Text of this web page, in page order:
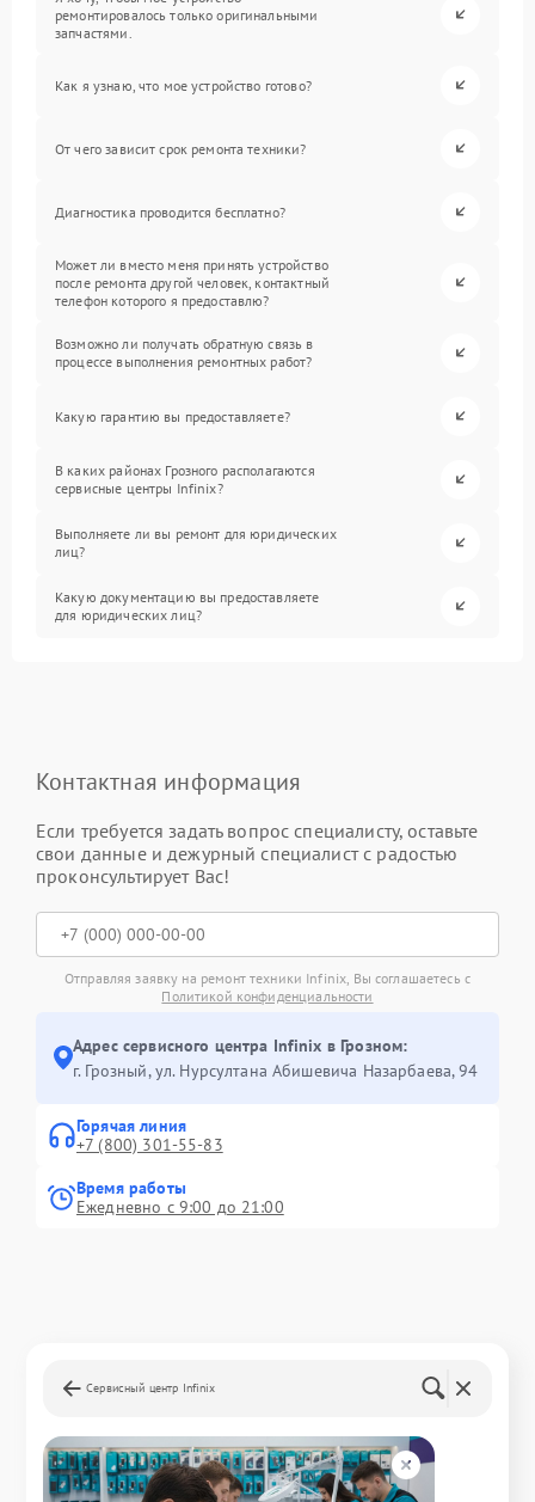
ремонтировалось только оригинальными
запчастями.
Как я узнаю, что мое устройство готово?
От чего зависит срок ремонта техники?
Диагностика проводится бесплатно?
Может ли вместо меня принять устройство
после ремонта другой человек, контактный
телефон которого я предоставлю?
Возможно ли получать обратную связь в
процессе выполнения ремонтных работ?
Какую гарантию вы предоставляете?
В каких районах Грозного располагаются
сервисные центры Infinix?
Выполняете ли вы ремонт для юридических
лиц?
Какую документацию вы предоставляете
для юридических лиц?
Контактная информация
Если требуется задать вопрос специалисту, оставьте
свои данные и дежурный специалист с радостью
проконсультирует Вас!
Отправляя заявку на ремонт техники Infinix, Вы соглашаетесь с
Политикой конфиденциальности
Адрес сервисного центра Infinix в Грозном:
г. Грозный, ул. Нурсултана Абишевича Назарбаева, 94
Горячая линия
+7 (800) 301-55-83
Время работы
Ежедневно с 9:00 до 21:00
Сервисный центр Infinix